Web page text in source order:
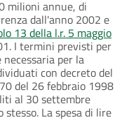
milioni annue, di
dall'anno 2002 e
13 della l.r. 5 maggio
I termini previsti per
per la
con decreto del
del 26 febbraio 1998
al 30 settembre
La spesa di lire